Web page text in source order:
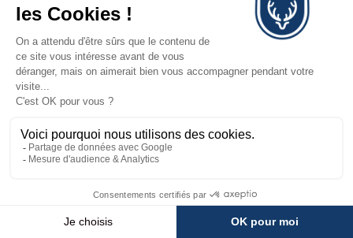
Vous êtes sur place ? Retrouvez sur cette page
toutes les informations indispensables pour votre
séjour : remontées mécaniques en temps réel,
webcams, animations du jour, carte interactive,
Avoriaz.
Besoin d'aide ? ×